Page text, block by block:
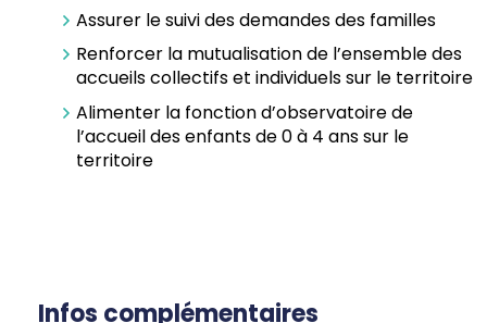
Assurer le suivi des demandes des familles
Renforcer la mutualisation de l’ensemble des
accueils collectifs et individuels sur le territoire
Alimenter la fonction d’observatoire de
l’accueil des enfants de 0 à 4 ans sur le
territoire
Infos complémentaires